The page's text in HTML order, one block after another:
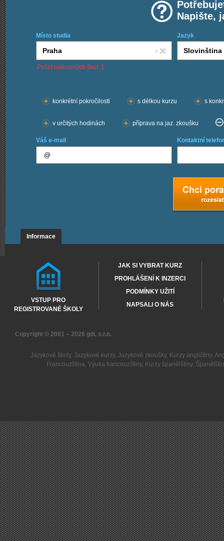
Napište,
Místo studia Jazyk
Počet nalezených škol: 1
konkrétní pokročilosti
s délkou kurzu s
v určitých hodinách příprava na jaz. zkoušku
Váš e-mail Kontaktní
Informace
VSTUP PRO
REGISTROVANÉ ŠKOLY
JAK SI VYBRAT KURZ
PROHLÁŠENÍ K INZERCI
PODMÍNKY UŽITÍ
NAPSALI O NÁS
Copyright © 2001 – 2026 gdi, s.r.o.
Jazykové školy, Jazykové kurzy, Jazykové zkoušky, Kurzy angličtiny,
Francouzština,Výuka francouzštiny, Kurzy španělštiny,